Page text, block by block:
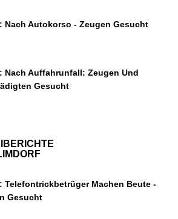
Nach Autokorso - Zeugen Gesucht
Nach Auffahrunfall: Zeugen Und
Gesucht
Telefontrickbetrüger Machen Beute -
Gesucht